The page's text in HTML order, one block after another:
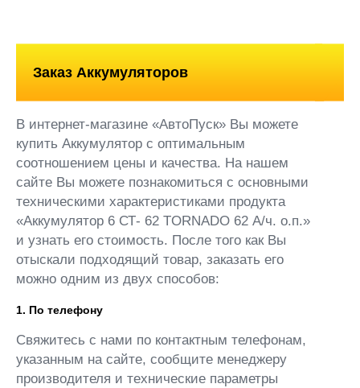
Заказ Аккумуляторов
В интернет-магазине «АвтоПуск» Вы можете
купить Аккумулятор с оптимальным
соотношением цены и качества. На нашем
сайте Вы можете познакомиться с основными
техническими характеристиками продукта
«Аккумулятор 6 СТ- 62 TORNADO 62 А/ч. о.п.»
и узнать его стоимость. После того как Вы
отыскали подходящий товар, заказать его
можно одним из двух способов:
1. По телефону
Свяжитесь с нами по контактным телефонам,
указанным на сайте, сообщите менеджеру
производителя и технические параметры